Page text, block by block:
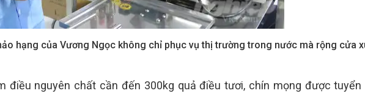
hạng của Vương Ngọc không chỉ phục vụ thị trường trong nước mà rộng cửa
điều nguyên chất cần đến 300kg quả điều tươi, chín mọng được tuyển